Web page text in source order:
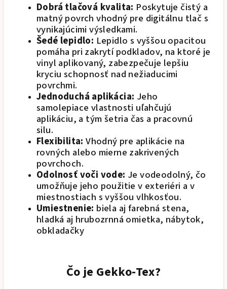
Dobrá tlačová kvalita: Poskytuje čistý a
matný povrch vhodný pre digitálnu tlač s
vynikajúcimi výsledkami.
Šedé lepidlo: Lepidlo s vyššou opacitou
pomáha pri zakrytí podkladov, na ktoré je
vinyl aplikovaný, zabezpečuje lepšiu
kryciu schopnosť nad nežiaducimi
povrchmi.
Jednoduchá aplikácia: Jeho
samolepiace vlastnosti uľahčujú
aplikáciu, a tým šetria čas a pracovnú
silu.
Flexibilita: Vhodný pre aplikácie na
rovných alebo mierne zakrivených
povrchoch.
Odolnosť voči vode: Je vodeodolný, čo
umožňuje jeho použitie v exteriéri a v
miestnostiach s vyššou vlhkosťou.
Umiestnenie: biela aj farebná stena,
hladká aj hrubozrnná omietka, nábytok,
obkladačky
Čo je Gekko-Tex?